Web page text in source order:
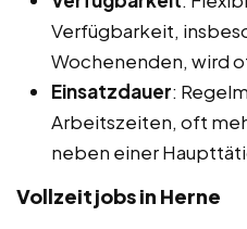
Verfügbarkeit,
Wochenenden, wird
Einsatzdauer:
Arbeitszeiten, oft
neben einer
Vollzeitjobs in Herne